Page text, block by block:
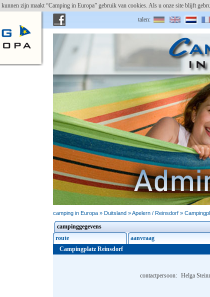
kunnen zijn maakt “Camping in Europa” gebruik van cookies. Als u onze site blijft
talen:
paswoord vergeten?
camping in Europa » Duitsland » Apelern / Reinsdorf »
campinggegevens
route
aanvraag
Campingplatz Reinsdorf
contactpersoon: Helga